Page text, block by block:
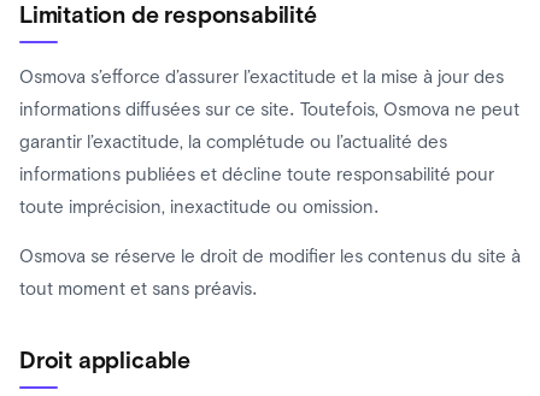
Limitation de responsabilité
Osmova s’efforce d’assurer l’exactitude et la mise à jour des
informations diffusées sur ce site. Toutefois, Osmova ne peut
garantir l’exactitude, la complétude ou l’actualité des
informations publiées et décline toute responsabilité pour
toute imprécision, inexactitude ou omission.
Osmova se réserve le droit de modifier les contenus du site à
tout moment et sans préavis.
Droit applicable